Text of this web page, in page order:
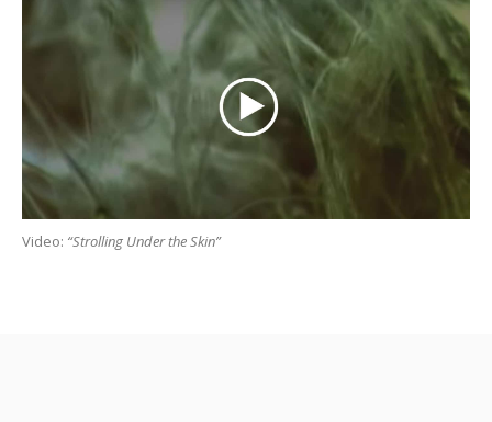
Video: “Strolling Under the Skin”